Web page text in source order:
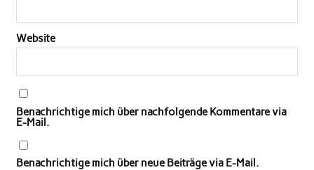
Website
Benachrichtige mich über nachfolgende Kommentare via
E-Mail.
Benachrichtige mich über neue Beiträge via E-Mail.